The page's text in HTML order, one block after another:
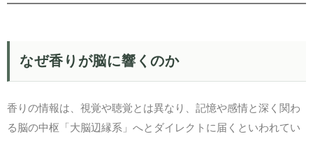
なぜ香りが脳に響くのか
香りの情報は、視覚や聴覚とは異なり、記憶や感情と深く関わ
る脳の中枢「大脳辺縁系」へとダイレクトに届くといわれてい